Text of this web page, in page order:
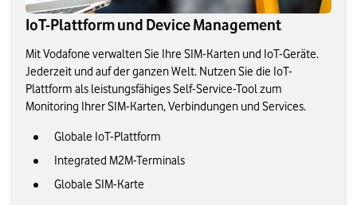
IoT-Plattform und Device Management
Mit Vodafone verwalten Sie Ihre SIM-Karten und IoT-Geräte.
Jederzeit und auf der ganzen Welt. Nutzen Sie die IoT-
Plattform als leistungsfähiges Self-Service-Tool zum
Monitoring Ihrer SIM-Karten, Verbindungen und Services.
Globale IoT-Plattform
Integrated M2M-Terminals
Globale SIM-Karte